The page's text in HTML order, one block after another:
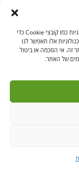
כדי לספק חוויית משתמש מיטבית, אנו משתמשים בטכנולוגיות כמו קובצי Cookie כדי
אלו תאפשר לנו
זה. אי הסכמה או ביטול
של האתר.